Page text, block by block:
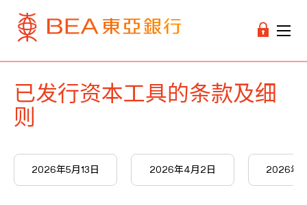
已发行资本工具的条款及细
则
2026年5月13日 2026年4月2日 2026年3